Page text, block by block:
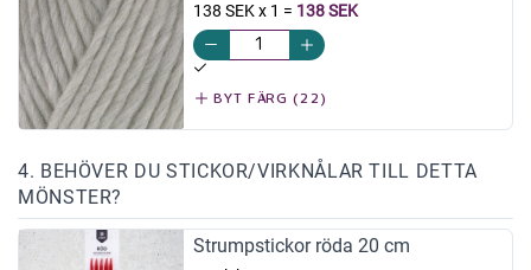
138 SEK x 1 = 138 SEK
BYT FÄRG (22)
4. BEHÖVER DU STICKOR/VIRKNÅLAR TILL DETTA
MÖNSTER?
Strumpstickor röda 20 cm